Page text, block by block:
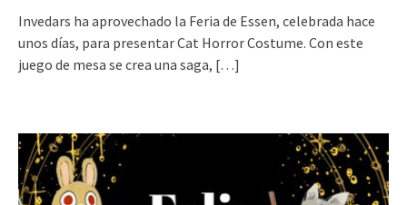
Invedars ha aprovechado la Feria de Essen, celebrada hace
unos días, para presentar Cat Horror Costume. Con este
juego de mesa se crea una saga, […]